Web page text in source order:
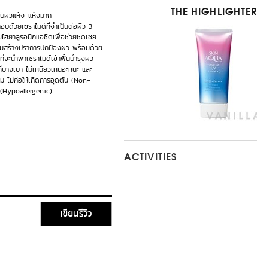
ผิวแห้ง-แห้งมาก
บด้วยเซราไมด์ที่จำเป็นต่อผิว 3
ยาลูรอนิกแอซิดเพื่อช่วยชดเชย
สร้างปราการปกป้องผิว พร้อมด้วย
ะนำพาเซราไมด์เข้าฟื้นบำรุงผิว
งเบา ไม่เหนียวเหนอะหนะ และ
ไม่ก่อให้เกิดการอุดตัน (Non-
เขียนรีวิว
THE HIGHLIGHTER
ACTIVITIES